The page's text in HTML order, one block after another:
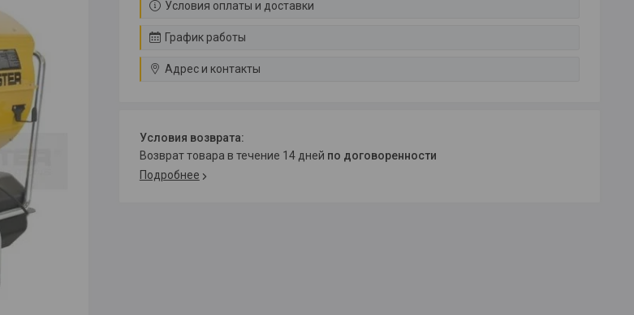
Условия оплаты и доставки
График работы
Адрес и контакты
возврат товара в течение 14 дней по договоренности
Подробнее